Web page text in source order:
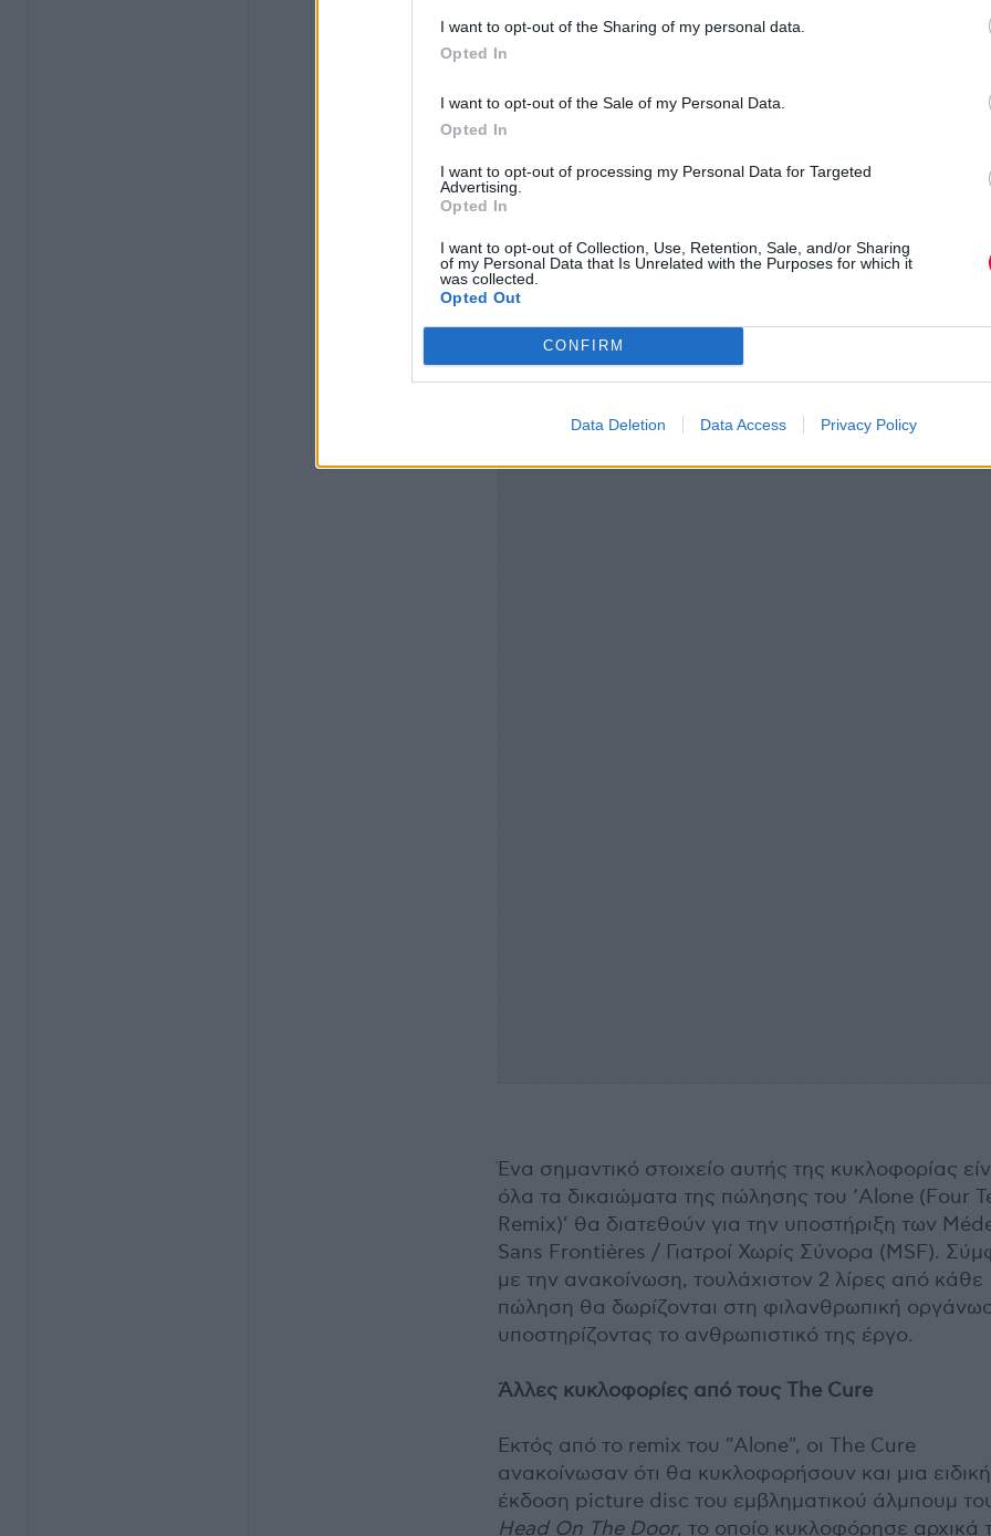
I want to opt-out of the Sharing of my personal data.
Opted In
I want to opt-out of the Sale of my Personal Data.
Opted In
I want to opt-out of processing my Personal Data for Targeted
Advertising.
Opted In
I want to opt-out of Collection, Use, Retention, Sale, and/or Sharing
of my Personal Data that Is Unrelated with the Purposes for which it
was collected.
Opted Out
CONFIRM
Data Deletion Data Access Privacy Policy
κυκλοφορήσει αποκλειστικά για το Record Store
στις 12 Απριλίου 2025. Η ειδική αυτή έκδοση θα
μονής όψης βινύλιο με μαύρη ετικέτα, συλλεκτικής
αξίας για τους φανατικούς οπαδούς της μπάντας
Φιλανθρωπική πρωτοβουλία
Ένα σημαντικό στοιχείο αυτής της κυκλοφορίας
όλα τα δικαιώματα της πώλησης του ‘Alone (Four
Remix)’ θα διατεθούν για την υποστήριξη των
Sans Frontières / Γιατροί Χωρίς Σύνορα (MSF).
με την ανακοίνωση, τουλάχιστον 2 λίρες από κάθε
πώληση θα δωρίζονται στη φιλανθρωπική
υποστηρίζοντας το ανθρωπιστικό της έργο.
Άλλες κυκλοφορίες από τους The Cure
Εκτός από το remix του "Alone", οι The Cure
ανακοίνωσαν ότι θα κυκλοφορήσουν και μια ειδική
έκδοση picture disc του εμβληματικού άλμπουμ
Head On The Door, το οποίο κυκλοφόρησε αρχικά